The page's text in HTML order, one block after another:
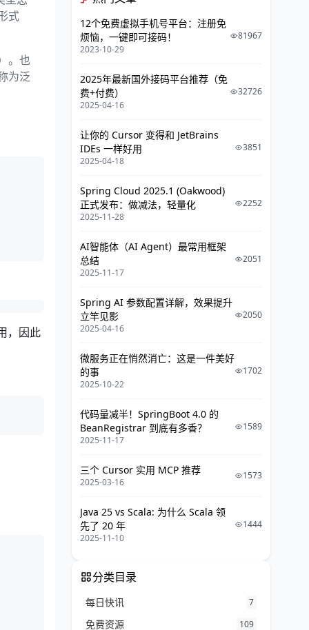
式
。也
为泛
，因此
泛型方法与可变参数
静态方法与泛型
泛型上下边界
12个免费虚拟手机号平台：注册免
烦恼，一键即可接码！
2023-10-29
81967
2025年最新国外接码平台推荐（免
费+付费）
2025-04-16
32726
让你的 Cursor 变得和 JetBrains
IDEs 一样好用
2025-04-18
3851
Spring Cloud 2025.1 (Oakwood)
正式发布：做减法，轻量化
2025-11-28
2252
AI智能体（AI Agent）最常用框架
总结
2025-11-17
2051
Spring AI 参数配置详解，效果提升
立竿见影
2025-04-16
2050
微服务正在悄然消亡：这是一件美好
的事
2025-10-22
1702
代码量减半！SpringBoot 4.0 的
BeanRegistrar 到底有多香？
2025-11-17
1589
三个 Cursor 实用 MCP 推荐
2025-03-16
1573
Java 25 vs Scala: 为什么 Scala 领
先了 20 年
2025-11-10
1444
分类目录
每日快讯 7
免费资源 109